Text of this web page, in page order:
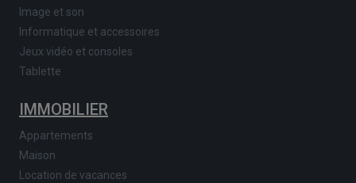
Image et son
Informatique et accessoires
Jeux vidéo et consoles
Tablette
IMMOBILIER
Appartements
Maison
Location de vacances